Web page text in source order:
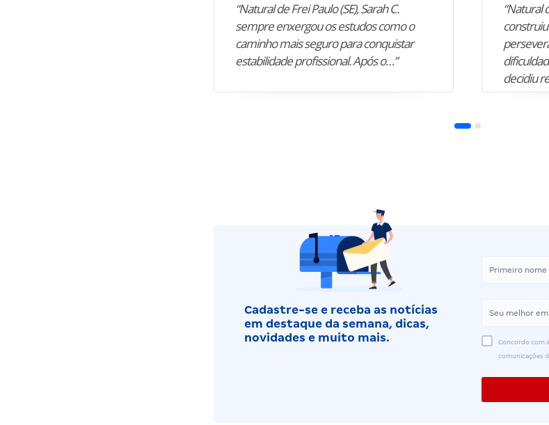
“Natural de Frei Paulo (SE), Sarah C.
sempre enxergou os estudos como o
caminho mais seguro para conquistar
estabilidade profissional. Após o…”
“Natural
decidiu
Cadastre-se e receba as notícias
em destaque da semana, dicas,
novidades e muito mais.
Concordo com
comunicações